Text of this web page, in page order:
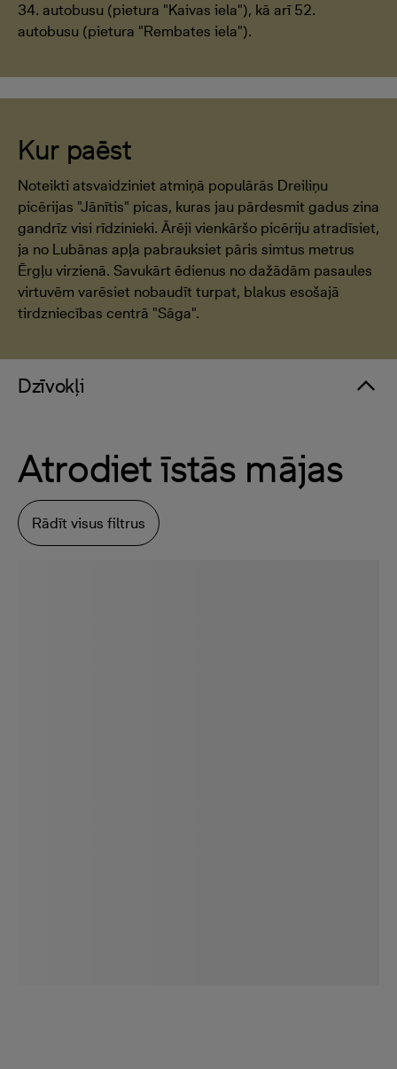
34. autobusu (pietura "Kaivas iela"), kā arī 52.
autobusu (pietura "Rembates iela").
Kur paēst
Noteikti atsvaidziniet atmiņā populārās Dreiliņu
picērijas "Jānītis" picas, kuras jau pārdesmit gadus zina
gandrīz visi rīdzinieki. Ārēji vienkāršo picēriju atradīsiet,
ja no Lubānas apļa pabrauksiet pāris simtus metrus
Ērgļu virzienā. Savukārt ēdienus no dažādām pasaules
virtuvēm varēsiet nobaudīt turpat, blakus esošajā
tirdzniecības centrā "Sāga".
Dzīvokļi
Atrodiet īstās mājas
Rādīt visus filtrus